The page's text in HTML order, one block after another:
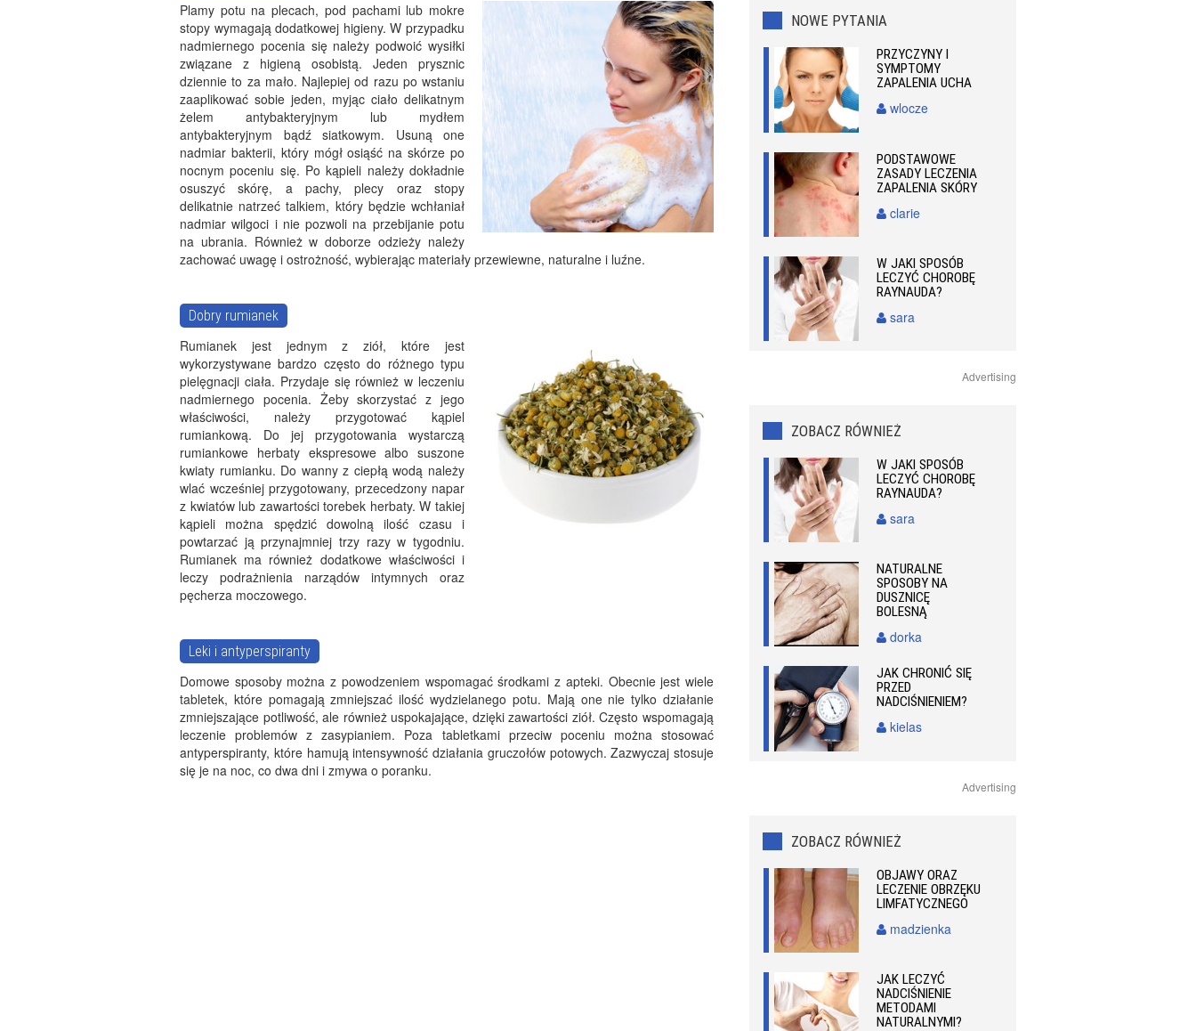
Plamy potu na plecach, pod pachami lub mokre
stopy wymagają dodatkowej higieny. W przypadku
nadmiernego pocenia się należy podwoić wysiłki
związane z higieną osobistą. Jeden prysznic
dziennie to za mało. Najlepiej od razu po wstaniu
zaaplikować sobie jeden, myjąc ciało delikatnym
żelem antybakteryjnym lub mydłem
antybakteryjnym bądź siatkowym. Usuną one
nadmiar bakterii, który mógł osiąść na skórze po
nocnym poceniu się. Po kąpieli należy dokładnie
osuszyć skórę, a pachy, plecy oraz stopy
delikatnie natrzeć talkiem, który będzie wchłaniał
nadmiar wilgoci i nie pozwoli na przebijanie potu
na ubrania. Również w doborze odzieży należy
zachować uwagę i ostrożność, wybierając materiały przewiewne, naturalne i luźne.
Dobry rumianek
Rumianek jest jednym z ziół, które jest
wykorzystywane bardzo często do różnego typu
pielęgnacji ciała. Przydaje się również w leczeniu
nadmiernego pocenia. Żeby skorzystać z jego
właściwości, należy przygotować kąpiel
rumiankową. Do jej przygotowania wystarczą
rumiankowe herbaty ekspresowe albo suszone
kwiaty rumianku. Do wanny z ciepłą wodą należy
wlać wcześniej przygotowany, przecedzony napar
z kwiatów lub zawartości torebek herbaty. W takiej
kąpieli można spędzić dowolną ilość czasu i
powtarzać ją przynajmniej trzy razy w tygodniu.
Rumianek ma również dodatkowe właściwości i
leczy podrażnienia narządów intymnych oraz
pęcherza moczowego.
Leki i antyperspiranty
Domowe sposoby można z powodzeniem wspomagać środkami z apteki. Obecnie jest wiele
tabletek, które pomagają zmniejszać ilość wydzielanego potu. Mają one nie tylko działanie
zmniejszające potliwość, ale również uspokajające, dzięki zawartości ziół. Często wspomagają
leczenie problemów z zasypianiem. Poza tabletkami przeciw poceniu można stosować
antyperspiranty, które hamują intensywność działania gruczołów potowych. Zazwyczaj stosuje
się je na noc, co dwa dni i zmywa o poranku.
NOWE PYTANIA
PRZYCZYNY I
SYMPTOMY
ZAPALENIA UCHA
wlocze
PODSTAWOWE
ZASADY LECZENIA
ZAPALENIA SKÓRY
clarie
W JAKI SPOSÓB
LECZYĆ CHOROBĘ
RAYNAUDA?
sara
Advertising
ZOBACZ RÓWNIEŻ
W JAKI SPOSÓB
LECZYĆ CHOROBĘ
RAYNAUDA?
sara
NATURALNE
SPOSOBY NA
DUSZNICĘ
BOLESNĄ
dorka
JAK CHRONIĆ SIĘ
PRZED
NADCIŚNIENIEM?
kielas
Advertising
ZOBACZ RÓWNIEŻ
OBJAWY ORAZ
LECZENIE OBRZĘKU
LIMFATYCZNEGO
madzienka
JAK LECZYĆ
NADCIŚNIENIE
METODAMI
NATURALNYMI?